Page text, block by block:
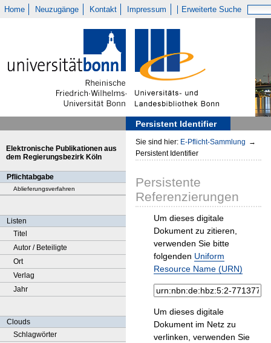
Home Neuzugänge Kontakt Impressum Erweiterte Suche
Persistent Identifier
Elektronische Publikationen aus
dem Regierungsbezirk Köln
Pflichtabgabe
Ablieferungsverfahren
Listen
Titel
Autor / Beteiligte
Ort
Verlag
Jahr
Clouds
Schlagwörter
Sie sind hier: E-Pflicht-Sammlung →
Persistent Identifier
Persistente
Referenzierungen
Um dieses digitale
Dokument zu zitieren,
verwenden Sie bitte
folgenden Uniform
Resource Name (URN)
Um dieses digitale
Dokument im Netz zu
verlinken, verwenden Sie